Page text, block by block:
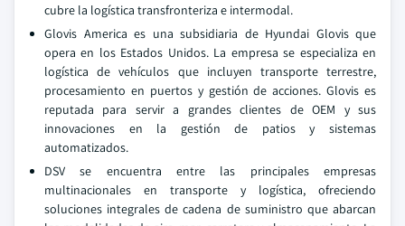
cubre la logística transfronteriza e intermodal.
Glovis America es una subsidiaria de Hyundai Glovis que
opera en los Estados Unidos. La empresa se especializa en
logística de vehículos que incluyen transporte terrestre,
procesamiento en puertos y gestión de acciones. Glovis es
reputada para servir a grandes clientes de OEM y sus
innovaciones en la gestión de patios y sistemas
automatizados.
DSV se encuentra entre las principales empresas
multinacionales en transporte y logística, ofreciendo
soluciones integrales de cadena de suministro que abarcan